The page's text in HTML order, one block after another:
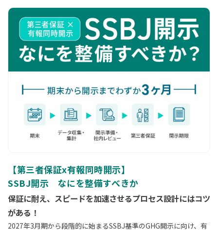
評価サイクル、移行スケジュール、既存基準との比較と取りうる
戦略の観点からお伝えします。
ます。
【第三者保証x有報同時開示】
SSBJ開示 なにを整備すべきか
保証に耐え、スピードを加速させるプロセス設計にはコツ
がある！
2027年3月期から段階的に始まるSSBJ基準のGHG開示に向け、有